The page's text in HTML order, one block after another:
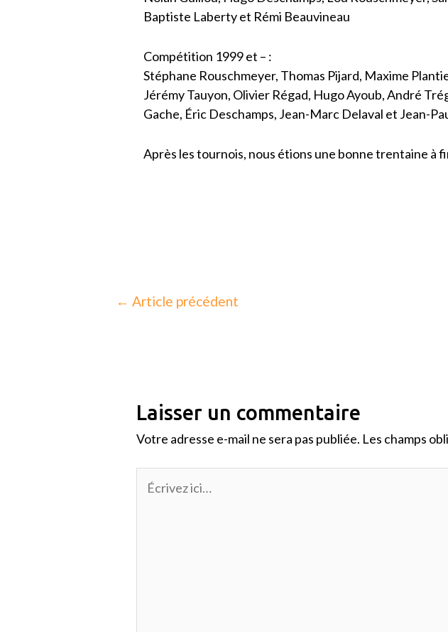
Baptiste Laberty et Rémi Beauvineau
Compétition 1999 et – :
Stéphane Rouschmeyer, Thomas Pijard, Maxime
Jérémy Tauyon, Olivier Régad, Hugo Ayoub, André
Gache, Éric Deschamps, Jean-Marc Delaval et Jean-
Après les tournois, nous étions une bonne trentaine à
← Article précédent
Laisser un commentaire
Votre adresse e-mail ne sera pas publiée. Les champs
ici…